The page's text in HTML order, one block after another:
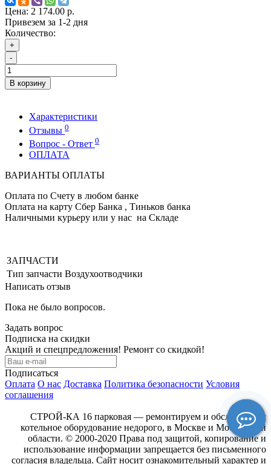
Цена: 2 174.00 р.
Привезем за 1-2 дня
Количество:
+
-
В корзину
Характеристики
Отзывы 0
Вопрос - Ответ 0
ОПЛАТА
ВАРИАНТЫ ОПЛАТЫ
Оплата по Счету в любом банке
Оплата на карту Сбер Банка , Тиньков банка
Наличными курьеру или у нас на Складе
ЗАПЧАСТИ
Тип запчасти Воздухоотводчики
Написать отзыв
Пока не было вопросов.
Задать вопрос
Подписка на скидки
Акций и спецпредложения! Ремонт со скидкой!
Подписаться
Оплата О нас Доставка Политика безопасности Условия
соглашения
СТРОЙ-КА 16 парковая — ремонтируем и обслуживаем
котельное оборудование недорого, в Москве и Московской
области. © 2000-2020 Права под защитой, копирование и
использование информации запрещается без письменного
согласия владельца. Сайт носит ознакомительный характер и